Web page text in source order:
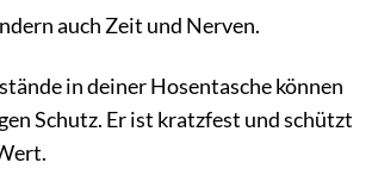
auch Zeit und Nerven.
in deiner Hosentasche können
Schutz. Er ist kratzfest und schützt